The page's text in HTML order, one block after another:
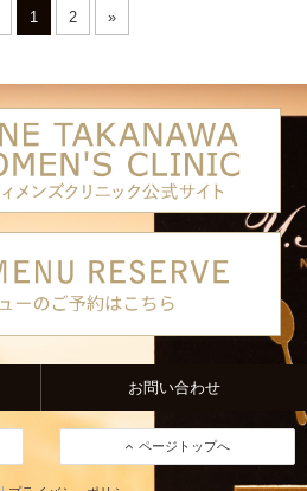
1 2 »
お問い合わせ
ページトップへ